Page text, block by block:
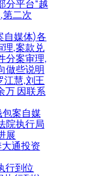
分平台“越
第二次
自媒体)各
理,案款兑
分案审理,
做些说明
江慧,刘王
万 因联系
案自媒
院执行局
展
通投资
行到位